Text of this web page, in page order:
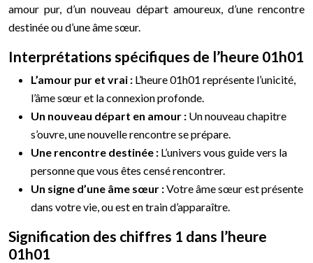
amour pur, d’un nouveau départ amoureux, d’une rencontre
destinée ou d’une âme sœur.
Interprétations spécifiques de l’heure 01h01
L’amour pur et vrai : L’heure 01h01 représente l’unicité,
l’âme sœur et la connexion profonde.
Un nouveau départ en amour : Un nouveau chapitre
s’ouvre, une nouvelle rencontre se prépare.
Une rencontre destinée : L’univers vous guide vers la
personne que vous êtes censé rencontrer.
Un signe d’une âme sœur :Votre âme sœur est présente
dans votre vie, ou est en train d’apparaître.
Signification des chiffres 1 dans l’heure
01h01